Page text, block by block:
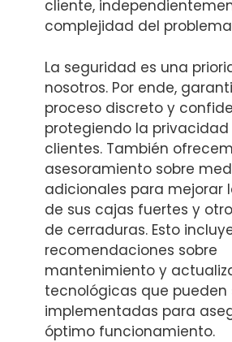
cliente,
complejidad del
La seguridad es una
nosotros. Por ende,
proceso discreto y
protegiendo la privacidad
clientes. También
asesoramiento sobre
adicionales para mejorar
de sus cajas fuertes y
de cerraduras. Esto
recomendaciones sobre
mantenimiento y
tecnológicas que pueden
implementadas para
óptimo funcionamiento.